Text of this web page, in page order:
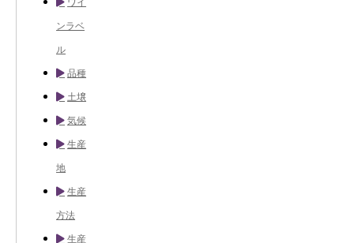
ンラベ
ル
品種
土壌
気候
生産
地
生産
方法
生産